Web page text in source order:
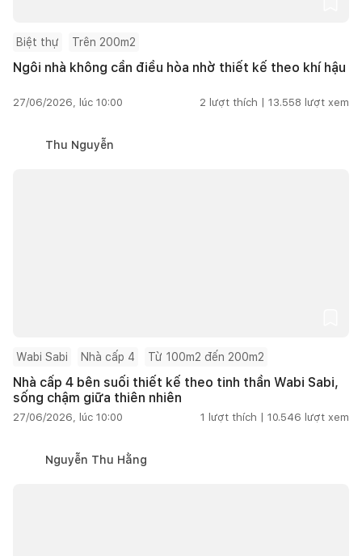
Biệt thự Trên 200m2
Ngôi nhà không cần điều hòa nhờ thiết kế theo khí hậu
27/06/2026, lúc 10:00 2 lượt thích | 13.558 lượt xem
Thu Nguyễn
Wabi Sabi Nhà cấp 4 Từ 100m2 đến 200m2
Nhà cấp 4 bên suối thiết kế theo tinh thần Wabi Sabi,
sống chậm giữa thiên nhiên
27/06/2026, lúc 10:00 1 lượt thích | 10.546 lượt xem
Nguyễn Thu Hằng